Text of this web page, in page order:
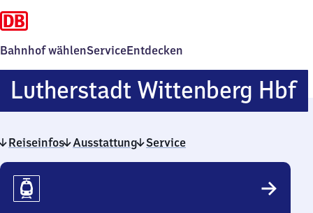
Bahnhof wählenServiceEntdecken
Lutherstadt Wittenberg Hbf
Reiseinfos Ausstattung Service
Reiseinfos